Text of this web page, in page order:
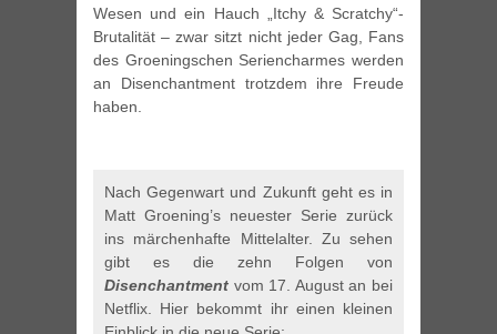
Wesen und ein Hauch „Itchy & Scratchy“-
Brutalität – zwar sitzt nicht jeder Gag, Fans
des Groeningschen Seriencharmes werden
an Disenchantment trotzdem ihre Freude
haben.
Nach Gegenwart und Zukunft geht es in
Matt Groening’s neuester Serie zurück
ins märchenhafte Mittelalter. Zu sehen
gibt es die zehn Folgen von
Disenchantment vom 17. August an bei
Netflix. Hier bekommt ihr einen kleinen